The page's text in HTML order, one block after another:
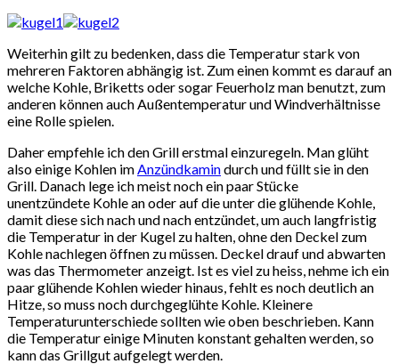
Weiterhin gilt zu bedenken, dass die Temperatur stark von
mehreren Faktoren abhängig ist. Zum einen kommt es darauf an
welche Kohle, Briketts oder sogar Feuerholz man benutzt, zum
anderen können auch Außentemperatur und Windverhältnisse
eine Rolle spielen.
Daher empfehle ich den Grill erstmal einzuregeln. Man glüht
also einige Kohlen im Anzündkamindurch und füllt sie in den
Grill. Danach lege ich meist noch ein paar Stücke
unentzündete Kohle an oder auf die unter die glühende Kohle,
damit diese sich nach und nach entzündet, um auch langfristig
die Temperatur in der Kugel zu halten, ohne den Deckel zum
Kohle nachlegen öffnen zu müssen. Deckel drauf und abwarten
was das Thermometer anzeigt. Ist es viel zu heiss, nehme ich ein
paar glühende Kohlen wieder hinaus, fehlt es noch deutlich an
Hitze, so muss noch durchgeglühte Kohle. Kleinere
Temperaturunterschiede sollten wie oben beschrieben. Kann
die Temperatur einige Minuten konstant gehalten werden, so
kann das Grillgut aufgelegt werden.